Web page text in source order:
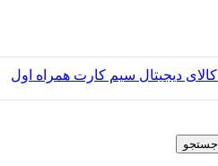
کالای دیجیتال سیم کارت همراه اول
جستجو